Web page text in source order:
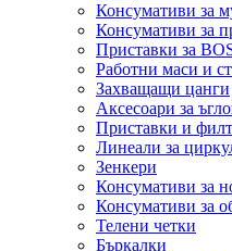
Консумативи за
Консумативи за
Приставки за
Работни маси и
Захващащи цанги
Аксесоари за
Приставки и
Линеали за
Зенкери
Консумативи за
Консумативи за
Телени четки
Бъркалки